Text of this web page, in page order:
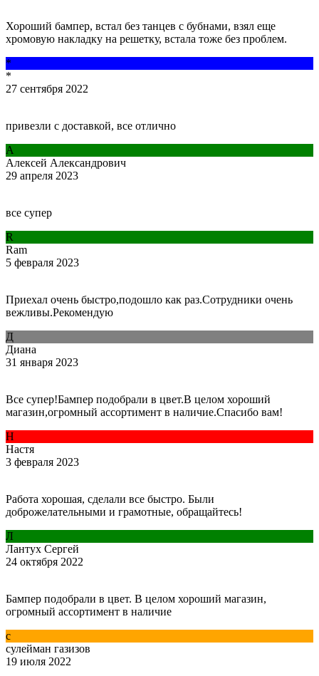
Хороший бампер, встал без танцев с бубнами, взял еще
хромовую накладку на решетку, встала тоже без проблем.
*
*
27 сентября 2022
привезли с доставкой, все отлично
А
Алексей Александрович
29 апреля 2023
все супер
R
Ram
5 февраля 2023
Приехал очень быстро,подошло как раз.Сотрудники очень
вежливы.Рекомендую
Д
Диана
31 января 2023
Все супер!Бампер подобрали в цвет.В целом хороший
магазин,огромный ассортимент в наличие.Спасибо вам!
Н
Настя
3 февраля 2023
Работа хорошая, сделали все быстро. Были
доброжелательными и грамотные, обращайтесь!
Л
Лантух Сергей
24 октября 2022
Бампер подобрали в цвет. В целом хороший магазин,
огромный ассортимент в наличие
с
сулейман газизов
19 июля 2022